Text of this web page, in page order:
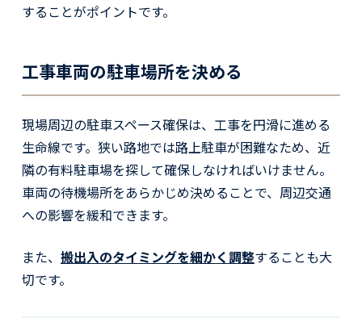
することがポイントです。
工事車両の駐車場所を決める
現場周辺の駐車スペース確保は、工事を円滑に進める
生命線です。狭い路地では路上駐車が困難なため、近
隣の有料駐車場を探して確保しなければいけません。
車両の待機場所をあらかじめ決めることで、周辺交通
への影響を緩和できます。
また、 搬出入のタイミングを細かく調整することも大
切です。